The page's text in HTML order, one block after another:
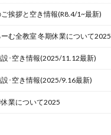
挨拶と空き情報(R8.4/1~最新)
む全教室 冬期休業について2025
･空き情報(2025/11.12最新)
･空き情報(2025/9.16最新)
業について2025